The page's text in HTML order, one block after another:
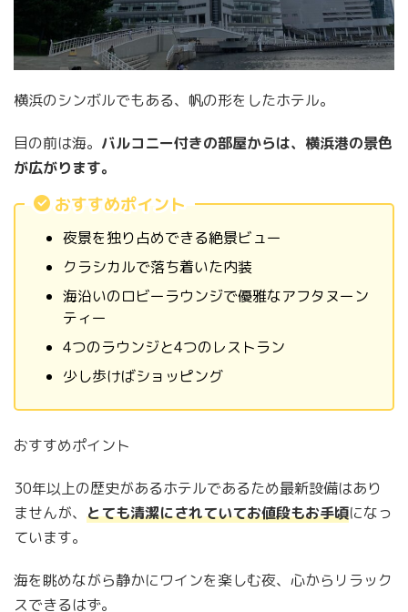
横浜のシンボルでもある、帆の形をしたホテル。
目の前は海。 バルコニー付きの部屋からは、横浜港の景色
が広がります。
おすすめポイント
夜景を独り占めできる絶景ビュー
クラシカルで落ち着いた内装
海沿いのロビーラウンジで優雅なアフタヌーン
ティー
4つのラウンジと4つのレストラン
少し歩けばショッピング
おすすめポイント
30年以上の歴史があるホテルであるため最新設備はあり
ませんが、 とても清潔にされていてお値段もお手頃になっ
ています。
海を眺めながら静かにワインを楽しむ夜、心からリラック
スできるはず。